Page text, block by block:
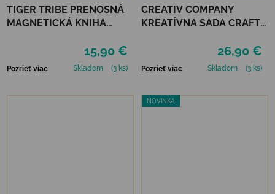
TIGER TRIBE PRENOSNÁ
MAGNETICKÁ KNIHA
EMERGENCY RESCUE
15,90 €
Pozrieť viac Skladom (3 ks)
CREATIV COMPANY
KREATÍVNA SADA CRAFT
26,90 €
Pozrieť viac Skladom (3 ks)
NOVINKA